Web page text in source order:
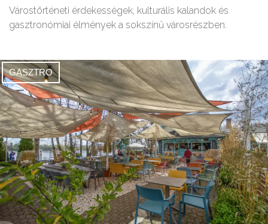
Várostörténeti érdekességek, kulturális kalandok és
gasztronómiai élmények a sokszínű városrészben.
GASZTRO